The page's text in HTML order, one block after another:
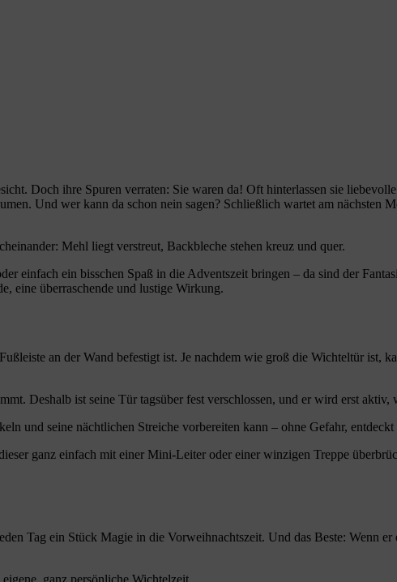
Doch ihre Spuren verraten: Sie waren da! Oft hinterlassen sie
Und wer kann da schon nein sagen? Schließlich wartet am nächsten
Mehl liegt verstreut, Backbleche stehen kreuz und quer.
einfach ein bisschen Spaß in die Adventszeit bringen – da sind der
eine überraschende und lustige Wirkung.
an der Wand befestigt ist. Je nachdem wie groß die Wichteltür ist,
Deshalb ist seine Tür tagsüber fest verschlossen, und er wird erst aktiv,
und seine nächtlichen Streiche vorbereiten kann – ohne Gefahr, entdeckt
ganz einfach mit einer Mini-Leiter oder einer winzigen Treppe
Tag ein Stück Magie in die Vorweihnachtszeit. Und das Beste: Wenn er